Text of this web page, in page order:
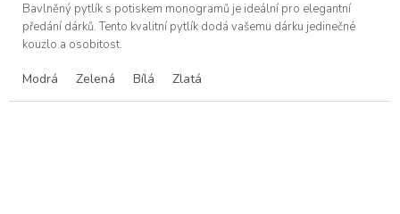
Bavlněný pytlík s potiskem monogramů je ideální pro elegantní
předání dárků. Tento kvalitní pytlík dodá vašemu dárku jedinečné
kouzlo a osobitost.
Modrá Zelená Bílá Zlatá